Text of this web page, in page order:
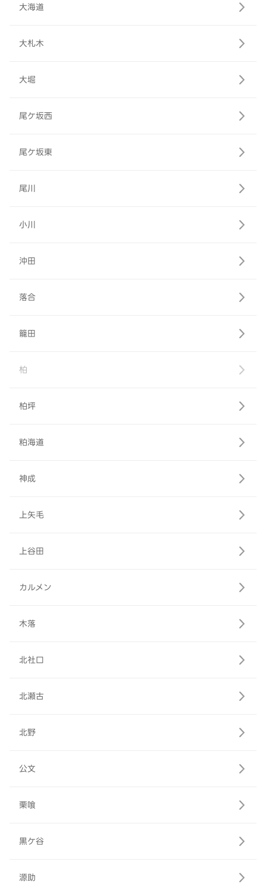
大海道
大札木
大堀
尾ケ坂西
尾ケ坂東
尾川
小川
沖田
落合
籠田
柏
柏坪
粕海道
神成
上矢毛
上谷田
カルメン
木落
北社口
北瀬古
北野
公文
栗喰
黒ケ谷
源助